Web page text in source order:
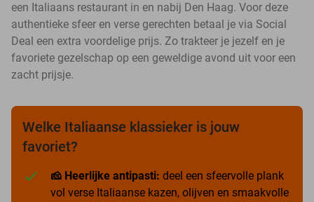
een Italiaans restaurant in en nabij Den Haag. Voor deze
authentieke sfeer en verse gerechten betaal je via Social
Deal een extra voordelige prijs. Zo trakteer je jezelf en je
favoriete gezelschap op een geweldige avond uit voor een
zacht prijsje.
Welke Italiaanse klassieker is jouw
favoriet?
🧀 Heerlijke antipasti: deel een sfeervolle plank
vol verse Italiaanse kazen, olijven en smaakvolle